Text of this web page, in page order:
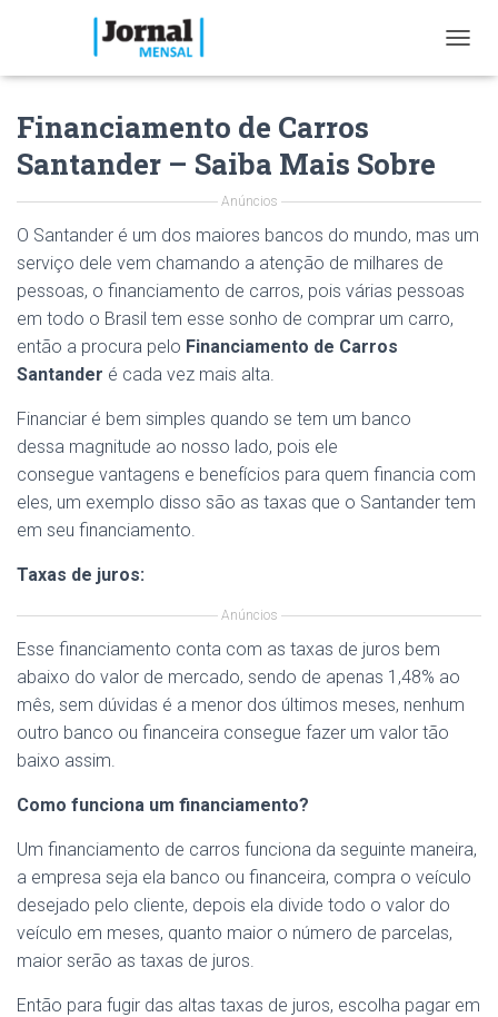
O
A
I
A
Financiamento de Carros
Santander – Saiba Mais Sobre
Anúncios
O Santander é um dos maiores bancos do mundo, mas um
serviço dele vem chamando a atenção de milhares de
pessoas, o financiamento de carros, pois várias pessoas
em todo o Brasil tem esse sonho de comprar um carro,
então a procura pelo Financiamento de Carros
Santander é cada vez mais alta.
Financiar é bem simples quando se tem um banco
dessa magnitude ao nosso lado, pois ele
consegue vantagens e benefícios para quem financia com
eles, um exemplo disso são as taxas que o Santander tem
em seu financiamento.
Taxas de juros:
Anúncios
Esse financiamento conta com as taxas de juros bem
abaixo do valor de mercado, sendo de apenas 1,48% ao
mês, sem dúvidas é a menor dos últimos meses, nenhum
outro banco ou financeira consegue fazer um valor tão
baixo assim.
Como funciona um financiamento?
Um financiamento de carros funciona da seguinte maneira,
a empresa seja ela banco ou financeira, compra o veículo
desejado pelo cliente, depois ela divide todo o valor do
veículo em meses, quanto maior o número de parcelas,
maior serão as taxas de juros.
Então para fugir das altas taxas de juros, escolha pagar em